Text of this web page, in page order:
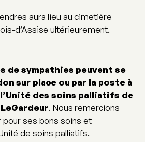
aura lieu au cimetière
d’Assise ultérieurement.
de sympathies peuvent se
sur place ou par la poste à
des soins palliatifs de
. Nous remercions
pour ses bons soins et
de soins palliatifs.